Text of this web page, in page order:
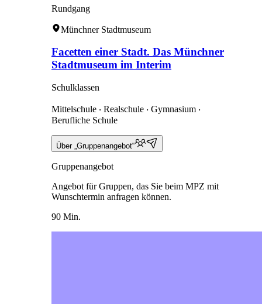
Rundgang
Münchner Stadtmuseum
Facetten einer Stadt. Das Münchner
Stadtmuseum im Interim
Schulklassen
Mittelschule ‧ Realschule ‧ Gymnasium ‧
Berufliche Schule
Über „Gruppenangebot“
Gruppenangebot
Angebot für Gruppen, das Sie beim MPZ mit
Wunschtermin anfragen können.
90 Min.